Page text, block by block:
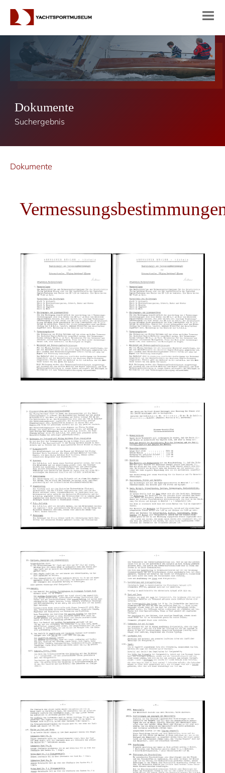
Dokumente
Suchergebnis
Dokumente